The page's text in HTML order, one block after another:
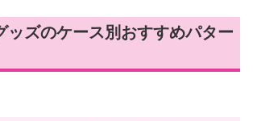
ッズのケース別おすすめパター